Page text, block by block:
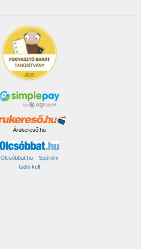
Árukereső.hu
Olcsóbbat.hu – Spórolni
tudni kell